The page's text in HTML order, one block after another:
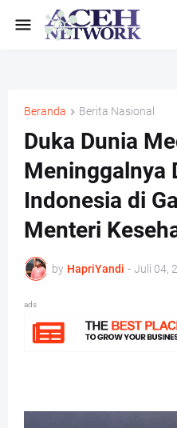
Beranda Berita Nasional
Duka Dunia
Meninggalnya
Indonesia di
Menteri
by HapriYandi - Juli 04,
ads